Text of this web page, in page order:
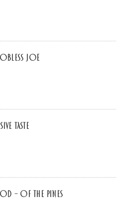
Joe
Taste
– of the pines